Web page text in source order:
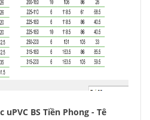
uPVC BS Tiền Phong - Tê